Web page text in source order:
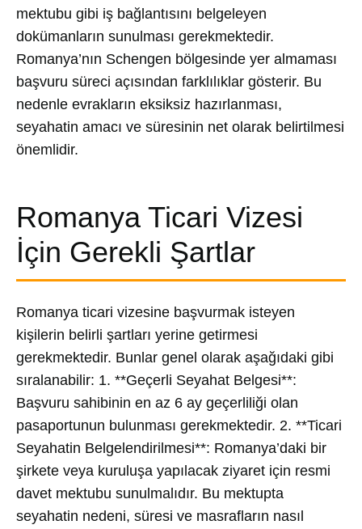
mektubu gibi iş bağlantısını belgeleyen
dokümanların sunulması gerekmektedir.
Romanya’nın Schengen bölgesinde yer almaması
başvuru süreci açısından farklılıklar gösterir. Bu
nedenle evrakların eksiksiz hazırlanması,
seyahatin amacı ve süresinin net olarak belirtilmesi
önemlidir.
Romanya Ticari Vizesi
İçin Gerekli Şartlar
Romanya ticari vizesine başvurmak isteyen
kişilerin belirli şartları yerine getirmesi
gerekmektedir. Bunlar genel olarak aşağıdaki gibi
sıralanabilir: 1. **Geçerli Seyahat Belgesi**:
Başvuru sahibinin en az 6 ay geçerliliği olan
pasaportunun bulunması gerekmektedir. 2. **Ticari
Seyahatin Belgelendirilmesi**: Romanya’daki bir
şirkete veya kuruluşa yapılacak ziyaret için resmi
davet mektubu sunulmalıdır. Bu mektupta
seyahatin nedeni, süresi ve masrafların nasıl